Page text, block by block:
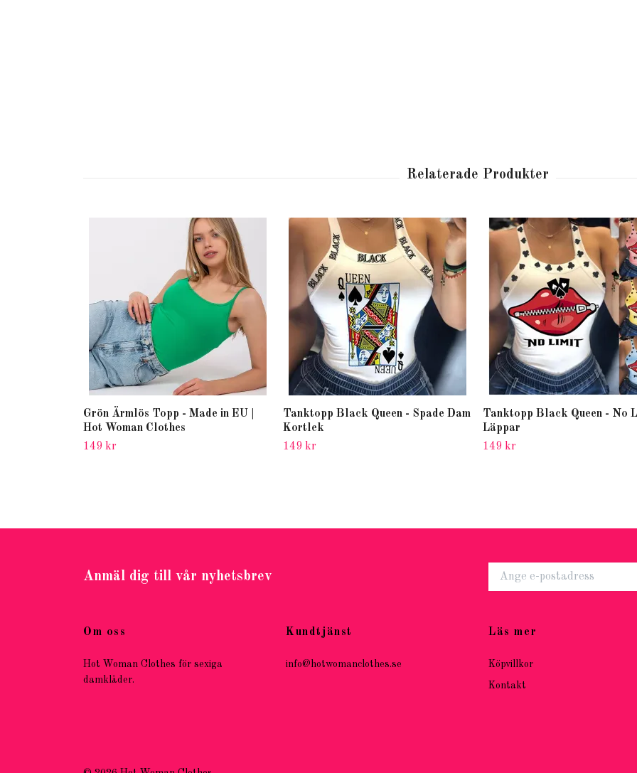
Grön Ärmlös Topp - Made in EU |
Hot Woman Clothes
149 kr
Tanktopp Black Queen - Spade Dam
Kortlek
149 kr
Tanktopp Black Queen - No
Läppar
149 kr
Anmäl dig till vår nyhetsbrev
Om oss
Hot Woman Clothes för sexiga
damkläder.
Kundtjänst
info@hotwomanclothes.se
Läs mer
Köpvillkor
Kontakt